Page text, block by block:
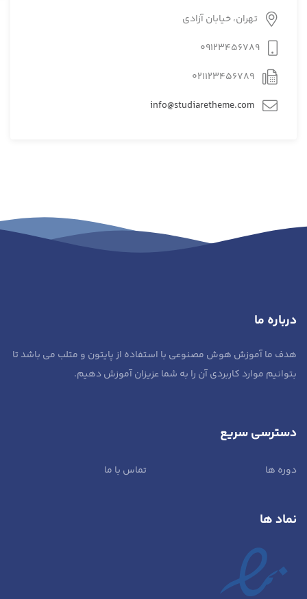
تهران، خیابان آزادی
09123456789
021123456789
info@studiaretheme.com
درباره ما
هدف ما آموزش هوش مصنوعی با استفاده از پایتون و متلب می باشد تا
بتوانیم موارد کاربردی آن را به شما عزیزان آموزش دهیم.
دسترسی سریع
دوره ها تماس با ما
نماد ها